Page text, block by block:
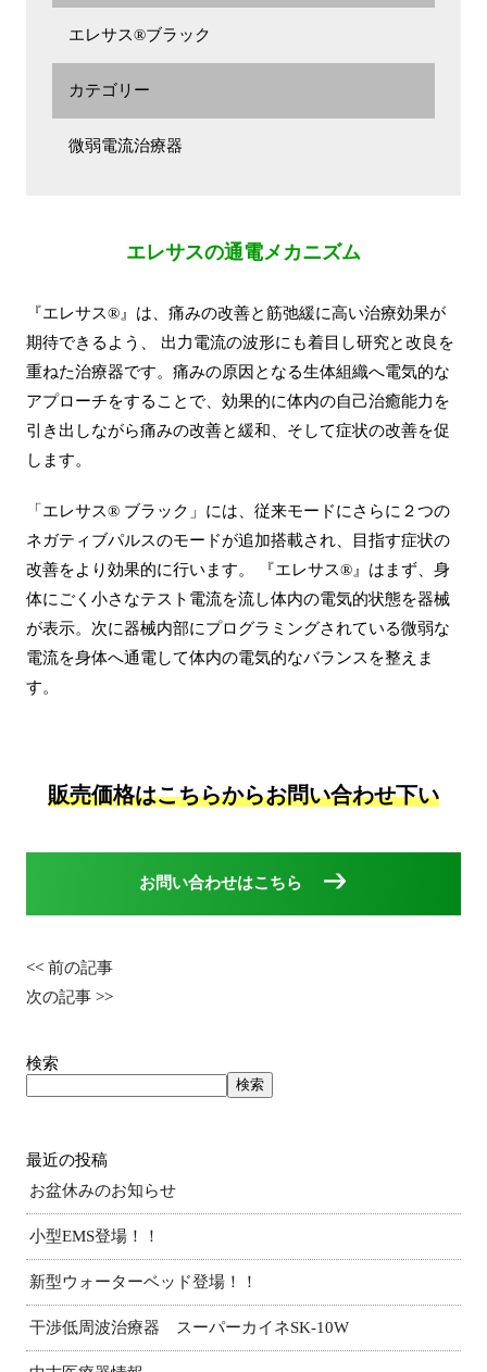
エレサス®ブラック
カテゴリー
微弱電流治療器
エレサスの通電メカニズム
『エレサス®』は、痛みの改善と筋弛緩に高い治療効果が
期待できるよう、 出力電流の波形にも着目し研究と改良を
重ねた治療器です。痛みの原因となる生体組織へ電気的な
アプローチをすることで、効果的に体内の自己治癒能力を
引き出しながら痛みの改善と緩和、そして症状の改善を促
します。
「エレサス® ブラック」には、従来モードにさらに２つの
ネガティブパルスのモードが追加搭載され、目指す症状の
改善をより効果的に行います。 『エレサス®』はまず、身
体にごく小さなテスト電流を流し体内の電気的状態を器械
が表示。次に器械内部にプログラミングされている微弱な
電流を身体へ通電して体内の電気的なバランスを整えま
す。
販売価格はこちらからお問い合わせ下い
お問い合わせはこちら
<<前の記事
次の記事 >>
検索
検索
最近の投稿
お盆休みのお知らせ
小型EMS登場！！
新型ウォーターベッド登場！！
干渉低周波治療器 スーパーカイネSK-10W